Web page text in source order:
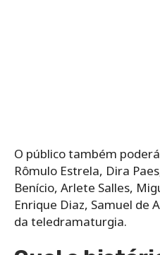
O público também
Rômulo Estrela, Dira
Benício, Arlete Salles,
Enrique Diaz, Samuel de
da teledramaturgia.